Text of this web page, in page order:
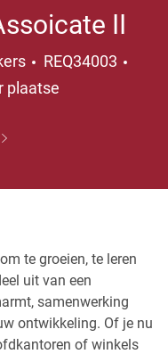
II
REQ34003
plaatse
te groeien, te leren
uit van een
samenwerking
ontwikkeling. Of je nu
of winkels